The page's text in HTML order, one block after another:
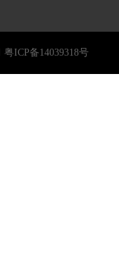
粤ICP备14039318号